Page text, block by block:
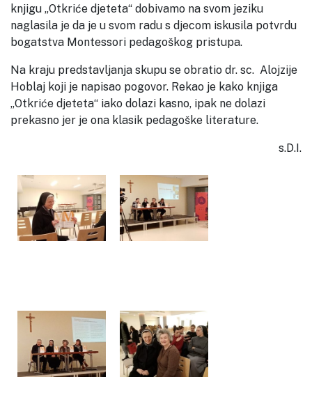
knjigu „Otkriće djeteta“ dobivamo na svom jeziku
naglasila je da je u svom radu s djecom iskusila potvrdu
bogatstva Montessori pedagoškog pristupa.
Na kraju predstavljanja skupu se obratio dr. sc. Alojzije
Hoblaj koji je napisao pogovor. Rekao je kako knjiga
„Otkriće djeteta“ iako dolazi kasno, ipak ne dolazi
prekasno jer je ona klasik pedagoške literature.
s.D.I.